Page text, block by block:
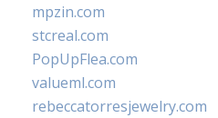
mpzin.com
stcreal.com
PopUpFlea.com
valueml.com
rebeccatorresjewelry.com